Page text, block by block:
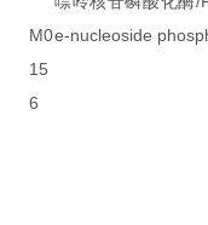
M0
15
6
e-nucleoside